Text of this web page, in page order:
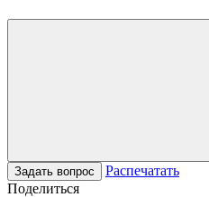
Задать вопрос
Распечатать
Поделиться